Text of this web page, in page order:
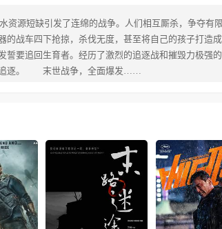
资源短缺引发了连绵的战争。人们相互厮杀，争夺
的战车四下抢掠，杀伐无度，甚至将自己的孩子打造
誓要追回生育者。经历了激烈的追逐战和摧毁力极强
追逐。 末世战争，全面爆发……